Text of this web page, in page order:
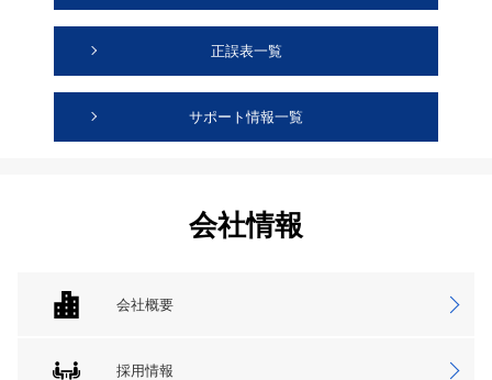
正誤表一覧
サポート情報一覧
会社情報
会社概要
採用情報